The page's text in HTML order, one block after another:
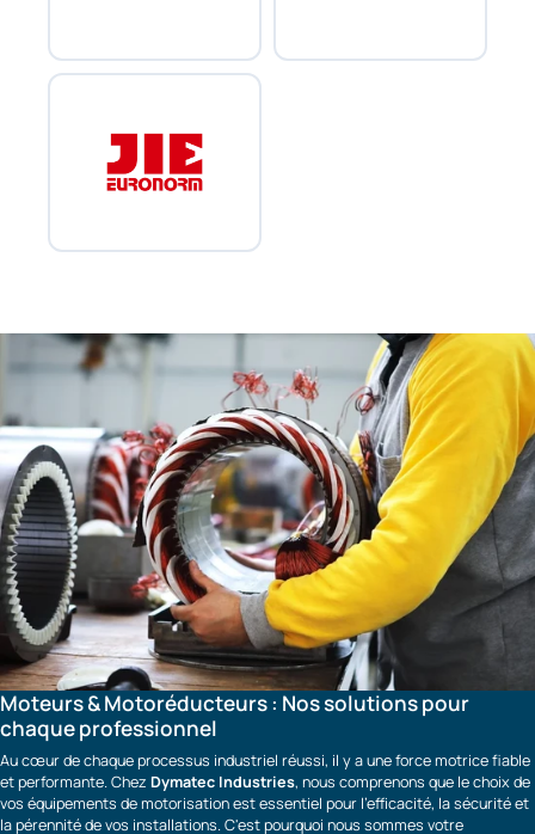
Moteurs & Motoréducteurs : Nos solutions pour
chaque professionnel
Au cœur de chaque processus industriel réussi, il y a une force motrice fiable
et performante. Chez Dymatec Industries, nous comprenons que le choix de
vos équipements de motorisation est essentiel pour l'efficacité, la sécurité et
la pérennité de vos installations. C'est pourquoi nous sommes votre